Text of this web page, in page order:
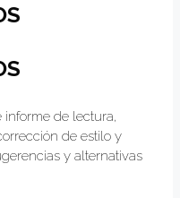
de lectura,
de estilo y
y alternativas